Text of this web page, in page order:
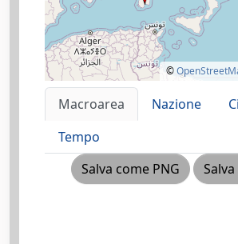
©
Macroarea Nazione
Tempo
Salva come PNG
Salva